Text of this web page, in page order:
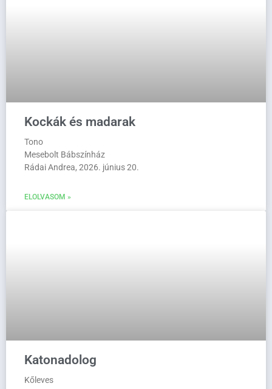
Kockák és madarak
Tono
Mesebolt Bábszínház
Rádai Andrea, 2026. június 20.
ELOLVASOM »
Katonadolog
Kőleves